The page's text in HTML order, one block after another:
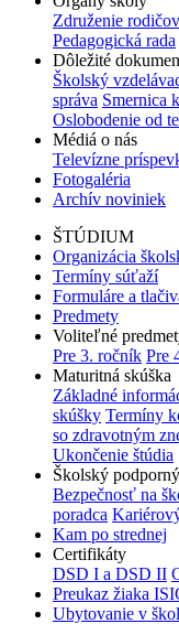
Združenie
Pedagogická rada
Dôležité
Školský
správa Smernica
Oslobodenie od
Médiá o nás
Televízne
Fotogaléria
Archív noviniek
ŠTÚDIUM
Organizácia
Termíny súťaží
Formuláre a
Predmety
Voliteľné
Pre 3. ročník Pre
Maturitná skúška
Základné
skúšky Termíny
so zdravotným
Ukončenie štúdia
Školský
Bezpečnosť na
poradca
Kam po strednej
Certifikáty
DSD I a DSD II
Preukaz žiaka
Ubytovanie v